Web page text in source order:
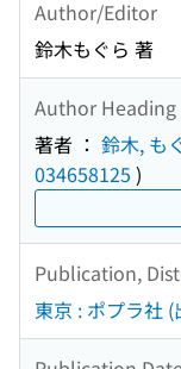
Author/Editor
鈴木もぐら 著
Author Heading
著者 ： 鈴木, も
034658125 )
Publication,
東京 : ポプラ社 (